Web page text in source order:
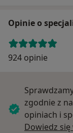
Opinie o
924 opinie
zgodnie z
opiniach i
Dowiedz się